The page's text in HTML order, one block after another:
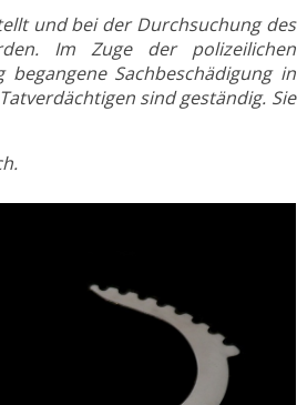
und bei der Durchsuchung des
Im Zuge der polizeilichen
Sachbeschädigung in
sind geständig. Sie